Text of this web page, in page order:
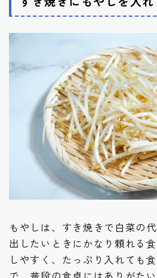
もやしは、すき焼きで白菜の
出したいときにかなり頼れる
しやすく、たっぷり入れても